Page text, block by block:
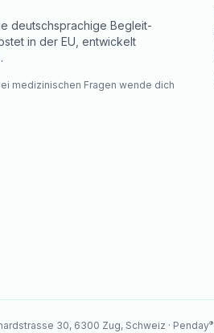
deutschsprachige Begleit-
in der EU, entwickelt
medizinischen Fragen wende dich
30, 6300 Zug, Schweiz · Penday®